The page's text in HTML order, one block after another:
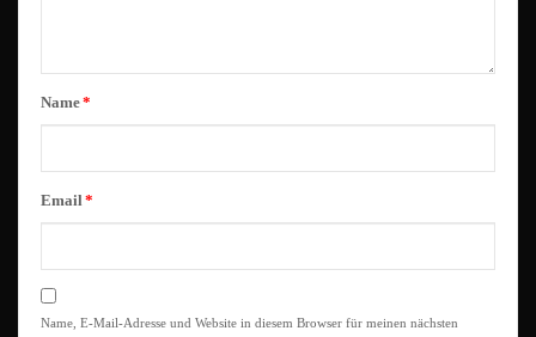
Name*
Email*
Name, E-Mail-Adresse und Website in diesem Browser für meinen nächsten